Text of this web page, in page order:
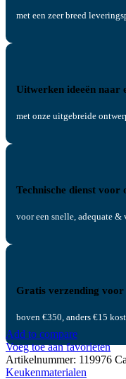
met een zeer breed
Uitwerken ideeën naar
met onze uitgebreide
Technische dienst voor
voor een snelle, adequate
Gratis verzending voor
boven €350, anders €15
Add to compare
Voeg toe aan favorieten
Artikelnummer: 119976
Keukenmaterialen